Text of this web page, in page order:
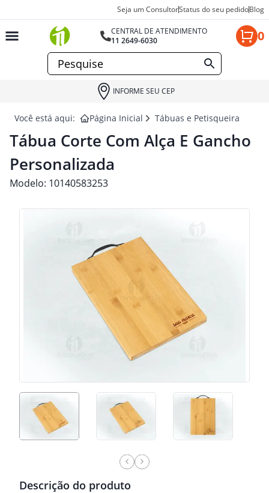
Seja um ConsultorStatus do seu pedidoBlog
CENTRAL DE ATENDIMENTO
11 2649-6030
0
INFORME SEU CEP
Você está aqui: Página Inicial Tábuas e Petisqueiras para
Tábua Corte Com Alça E Gancho
Personalizada
Modelo: 10140583253
Descrição do produto